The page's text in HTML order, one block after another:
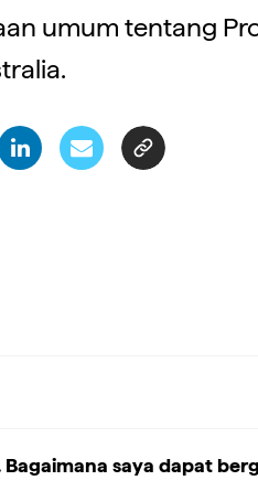
umum tentang
saya dapat